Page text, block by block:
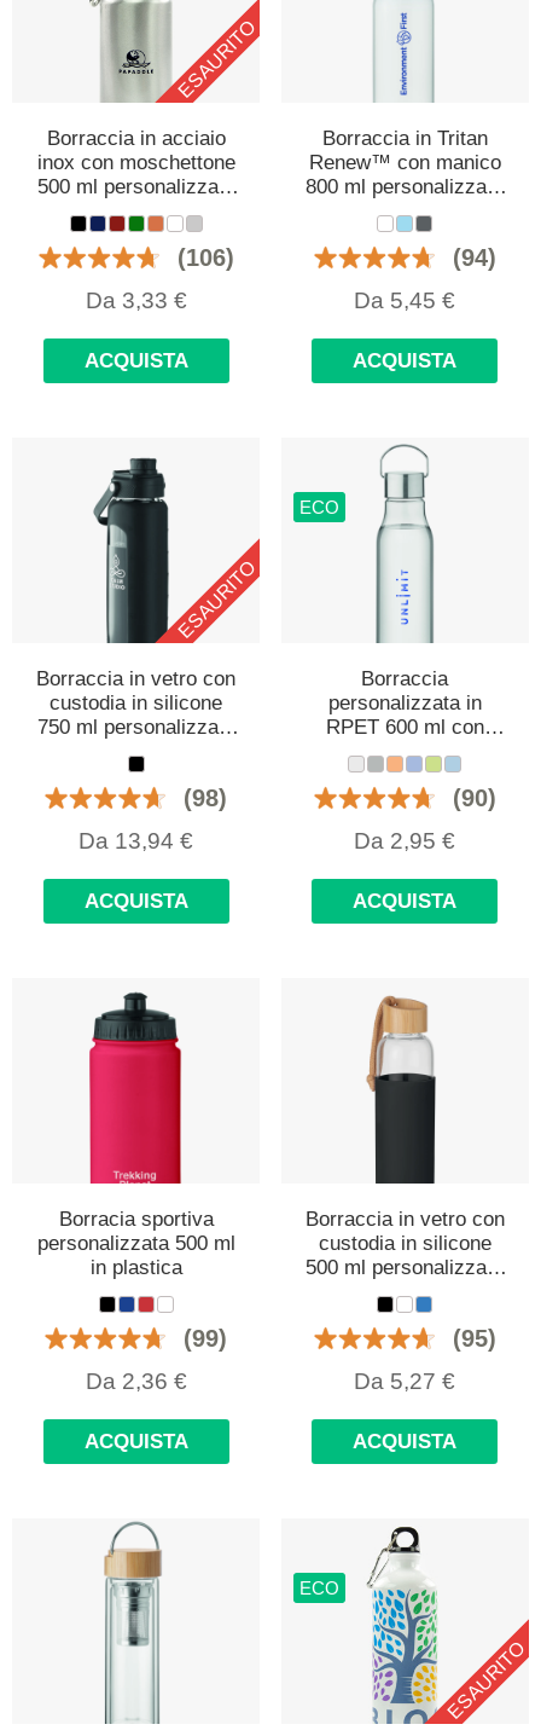
ESAURITO
Borraccia in acciaio
inox con moschettone
500 ml personalizzata
con logo
(106)
Da 3,33 €
ACQUISTA
Borraccia in Tritan
Renew™ con manico
800 ml personalizzata
con logo
(94)
Da 5,45 €
ACQUISTA
ESAURITO
Borraccia in vetro con
custodia in silicone
750 ml personalizzata
con logo
(98)
Da 13,94 €
ACQUISTA
ECO
Borraccia
personalizzata in
RPET 600 ml con
manico metallico
(90)
Da 2,95 €
ACQUISTA
Borracia sportiva
personalizzata 500 ml
in plastica
(99)
Da 2,36 €
ACQUISTA
Borraccia in vetro con
custodia in silicone
500 ml personalizzata
con logo
(95)
Da 5,27 €
ACQUISTA
ECO
ESAURITO